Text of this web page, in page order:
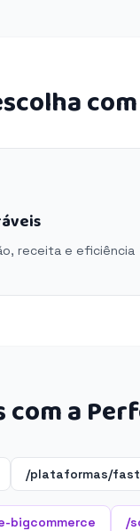
receita e eficiência
com a
/plataformas/
bigcommerce /